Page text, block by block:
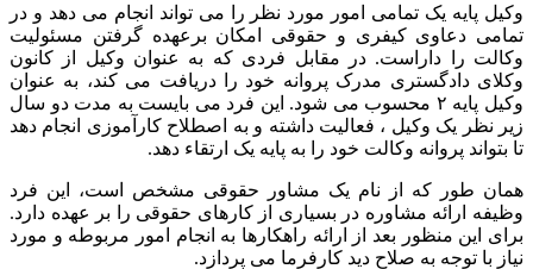
وکیل پایه یک تمامی امور مورد نظر را می تواند انجام می دهد و در
تمامی دعاوی کیفری و حقوقی امکان برعهده گرفتن مسئولیت
وکالت را داراست. در مقابل فردی که به عنوان وکیل از کانون
وکلای دادگستری مدرک پروانه خود را دریافت می کند، به عنوان
وکیل پایه ۲ محسوب می شود. این فرد می بایست به مدت دو سال
زیر نظر یک وکیل ، فعالیت داشته و به اصطلاح کارآموزی انجام دهد
تا بتواند پروانه وکالت خود را به پایه یک ارتقاء دهد.
همان طور که از نام یک مشاور حقوقی مشخص است، این فرد
وظیفه ارائه مشاوره در بسیاری از کارهای حقوقی را بر عهده دارد.
برای این منظور بعد از ارائه راهکارها به انجام امور مربوطه و مورد
نیاز با توجه به صلاح دید کارفرما می پردازد.